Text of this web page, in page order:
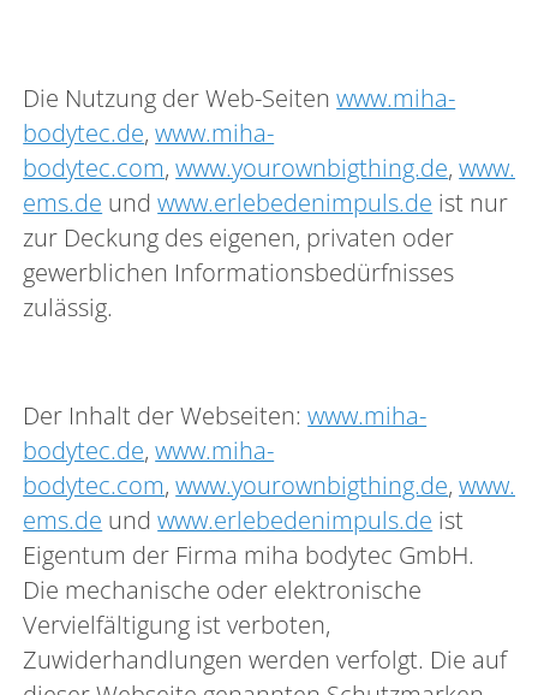
Die Nutzung der Web-Seitenwww.miha-
bodytec.de,www.miha-
bodytec.com,www.yourownbigthing.de,
ems.de undwww.erlebedenimpuls.de ist nur
zur Deckung des eigenen, privaten oder
gewerblichen Informationsbedürfnisses
zulässig.
Der Inhalt der Webseiten:www.miha-
bodytec.de,www.miha-
bodytec.com,www.yourownbigthing.de,
ems.de undwww.erlebedenimpuls.de ist
Eigentum der Firma miha bodytec GmbH.
Die mechanische oder elektronische
Vervielfältigung ist verboten,
Zuwiderhandlungen werden verfolgt. Die auf